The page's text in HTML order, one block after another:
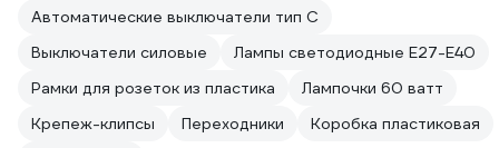
Автоматические выключатели тип C
Выключатели силовые
Лампы светодиодные E27-E40
Рамки для розеток из пластика
Лампочки 60 ватт
Крепеж-клипсы
Переходники
Коробка пластиковая